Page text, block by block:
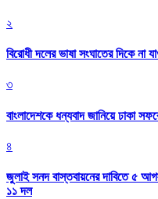
২
বিরোধী দলের ভাষা সংঘাতের দিকে না
৩
বাংলাদেশকে ধন্যবাদ জানিয়ে ঢাকা
৪
জুলাই সনদ বাস্তবায়নের দাবিতে ৫
১১ দল